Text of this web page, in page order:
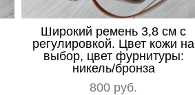
Широкий ремень 3,8 см с
регулировкой. Цвет кожи на
выбор, цвет фурнитуры:
никель/бронза
800 pуб.